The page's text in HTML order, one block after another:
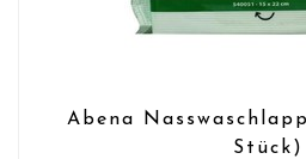
Abena
Stück)